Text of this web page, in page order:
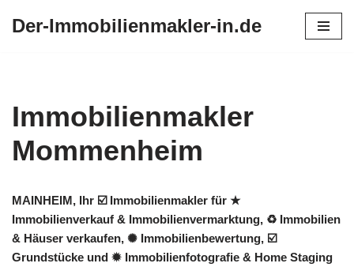
Der-Immobilienmakler-in.de
Immobilienmakler
Mommenheim
MAINHEIM, Ihr ☑️ Immobilienmakler für ★
Immobilienverkauf & Immobilienvermarktung, ♻ Immobilien
& Häuser verkaufen, ✺ Immobilienbewertung, ☑️
Grundstücke und ✹ Immobilienfotografie & Home Staging